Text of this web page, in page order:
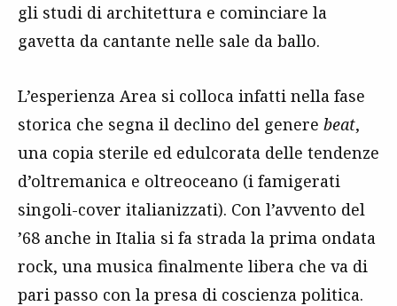
gli studi di architettura e cominciare la
gavetta da cantante nelle sale da ballo.
L’esperienza Area si colloca infatti nella fase
storica che segna il declino del genere beat,
una copia sterile ed edulcorata delle tendenze
d’oltremanica e oltreoceano (i famigerati
singoli-cover italianizzati). Con l’avvento del
’68 anche in Italia si fa strada la prima ondata
rock, una musica finalmente libera che va di
pari passo con la presa di coscienza politica.